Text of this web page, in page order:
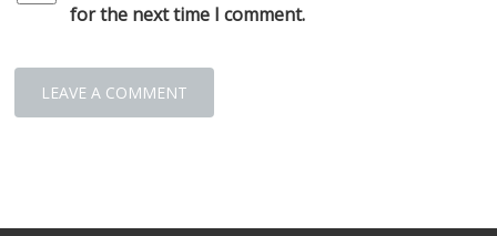
for the next time I comment.